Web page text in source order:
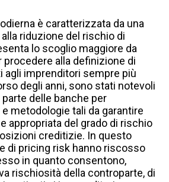
è caratterizzata da una
riduzione del rischio di
lo scoglio maggiore da
procedere alla definizione di
agli imprenditori sempre più
degli anni, sono stati notevoli
delle banche per
metodologie tali da garantire
appropriata del grado di rischio
creditizie. In questo
di pricing risk hanno riscosso
in quanto consentono,
rischiosità della controparte, di